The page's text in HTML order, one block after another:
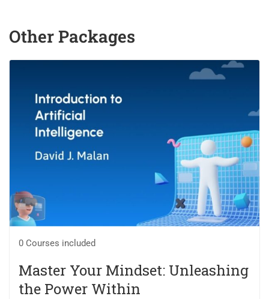
cupidatat non proident, sunt in culpa qui officia deserunt mollit
anim id est laborum.
Lorem ipsum dolor sit amet, consectetur adipiscing elit, sed
do eiusmod tempor incididunt ut labore et dolore magna
aliqua. Ut enim ad minim veniam, quis nostrud exercitation
ullamco laboris nisi ut aliquip ex ea commodo consequat.
Duis aute irure dolor in reprehenderit in voluptate velit esse
cillum dolore eu fugiat nulla pariatur. Excepteur sint occaecat
cupidatat non proident, sunt in culpa qui officia deserunt mollit
anim id est laborum.
Other Packages
0 Courses included
Master Your Mindset: Unleashing
the Power Within